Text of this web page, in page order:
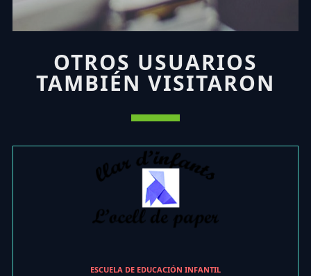
OTROS USUARIOS
TAMBIÉN VISITARON
ESCUELA DE EDUCACIÓN INFANTIL